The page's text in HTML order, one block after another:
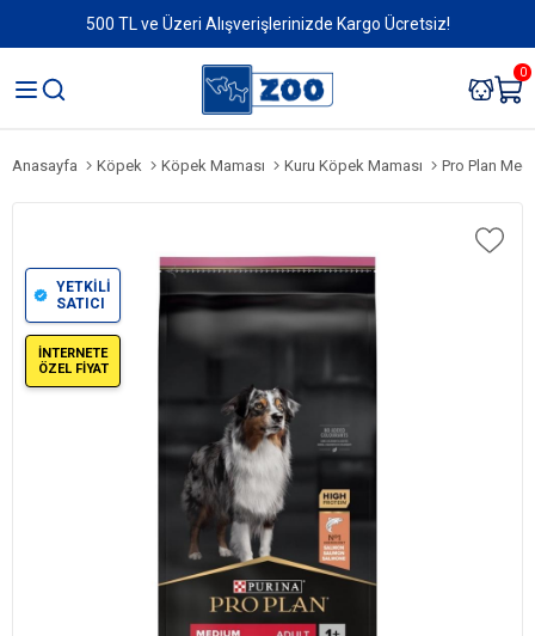
500 TL ve Üzeri Alışverişlerinizde Kargo Ücretsiz!
0
Anasayfa Köpek Köpek Maması Kuru Köpek Maması Pro Plan
YETKİLİ
SATICI
İNTERNETE
ÖZEL FİYAT